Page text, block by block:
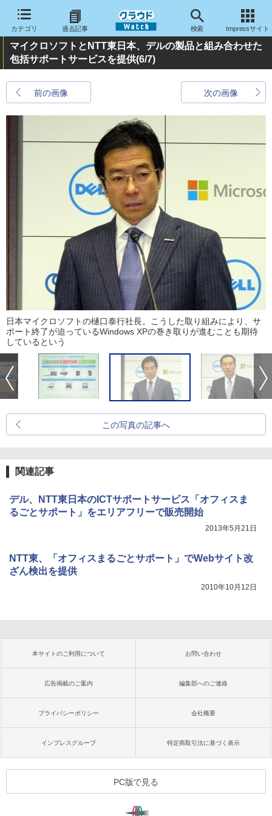
カテゴリ 過去記事 検索 Impressサイト
マイクロソフトとNTT東日本、デルの製品と組み合わせた
包括サポートサービスを提供(6/7)
前の画像 次の画像
日本マイクロソフトの樋口泰行社長。こうした取り組みにより、サ
ポート終了が迫っているWindows XPの巻き取りが進むことも期待
しているという
この写真の記事へ
関連記事
デル、NTT東日本のICTサポートサービス「オフィスま
るごとサポート」をエリアフリーで販売開始
2013年5月21日
NTT東、「オフィスまるごとサポート」でWebサイト改
ざん検出を提供
2010年10月12日
本サイトのご利用について お問い合わせ
広告掲載のご案内 編集部へのご連絡
プライバシーポリシー 会社概要
インプレスグループ 特定商取引法に基づく表示
PC版で見る